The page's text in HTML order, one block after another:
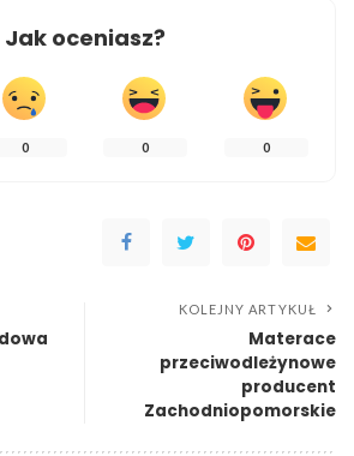
Jak oceniasz?
0 0 0
KOLEJNY ARTYKUŁ
Materace
przeciwodleżynowe
producent
Zachodniopomorskie